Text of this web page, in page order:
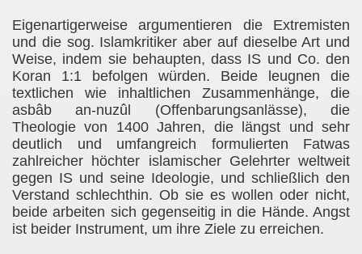
Eigenartigerweise argumentieren die Extremisten
und die sog. Islamkritiker aber auf dieselbe Art und
Weise, indem sie behaupten, dass IS und Co. den
Koran 1:1 befolgen würden. Beide leugnen die
textlichen wie inhaltlichen Zusammenhänge, die
asbâb an-nuzûl (Offenbarungsanlässe), die
Theologie von 1400 Jahren, die längst und sehr
deutlich und umfangreich formulierten Fatwas
zahlreicher höchter islamischer Gelehrter weltweit
gegen IS und seine Ideologie, und schließlich den
Verstand schlechthin. Ob sie es wollen oder nicht,
beide arbeiten sich gegenseitig in die Hände. Angst
ist beider Instrument, um ihre Ziele zu erreichen.